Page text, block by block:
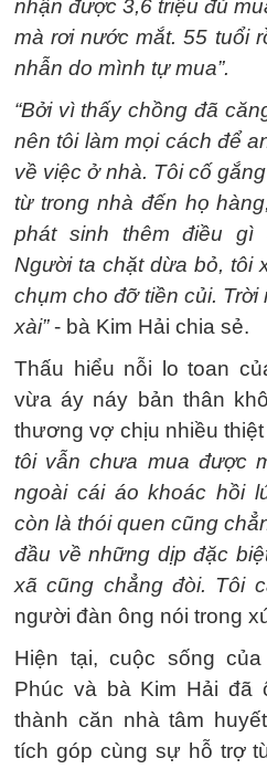
nhận được 3,6 triệu đủ
mà rơi nước mắt. 55 tuổi
nhẫn do mình tự mua”.
“Bởi vì thấy chồng đã
nên tôi làm mọi cách để
về việc ở nhà. Tôi cố
từ trong nhà đến họ
phát sinh thêm điều gì
Người ta chặt dừa bỏ, tôi
chụm cho đỡ tiền củi.
xài”- bà Kim Hải chia sẻ.
Thấu hiểu nỗi lo toan
vừa áy náy bản thân
thương vợ chịu nhiều thiệt
tôi vẫn chưa mua được
ngoài cái áo khoác hồi
còn là thói quen cũng
đầu về những dịp đặc
xã cũng chẳng đòi. Tôi
người đàn ông nói trong
Hiện tại, cuộc sống
Phúc và bà Kim Hải đã
thành căn nhà tâm
tích góp cùng sự hỗ trợ